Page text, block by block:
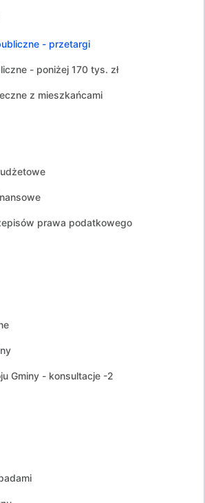
- przetargi
- poniżej 170 tys. zł
z mieszkańcami
prawa podatkowego
Gminy - konsultacje -2